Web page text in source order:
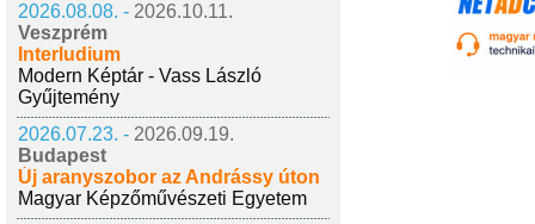
2026.08.08. - 2026.10.11.
Veszprém
Interludium
Modern Képtár - Vass László
Gyűjtemény
2026.07.23. - 2026.09.19.
Budapest
Új aranyszobor az Andrássy úton
Magyar Képzőművészeti Egyetem